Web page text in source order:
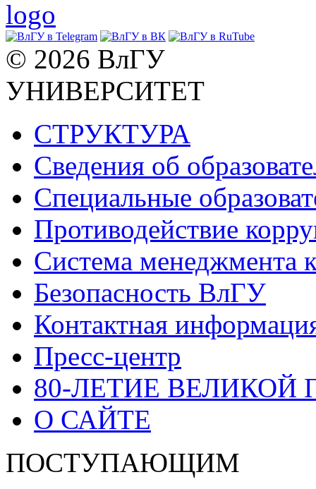
© 2026 ВлГУ
УНИВЕРСИТЕТ
СТРУКТУРА
Сведения об
Специальные
Противодействие
Система менеджмента
Безопасность ВлГУ
Контактная
Пресс-центр
80-ЛЕТИЕ ВЕЛИКОЙ
О САЙТЕ
ПОСТУПАЮЩИМ